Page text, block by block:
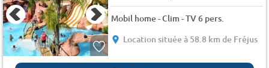
Mobil home - Clim - TV 6 pers.
Location située à 58.8 km de Fréjus